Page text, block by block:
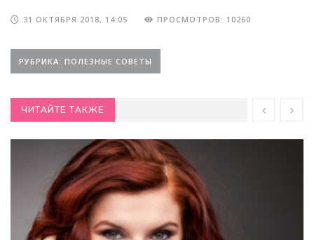
31 ОКТЯБРЯ 2018, 14:05 ПРОСМОТРОВ: 10260
РУБРИКА: ПОЛЕЗНЫЕ СОВЕТЫ
ЧИТАЙТЕ ТАКЖЕ
Почему нельзя вырывать седые волосы?
2018-07-20